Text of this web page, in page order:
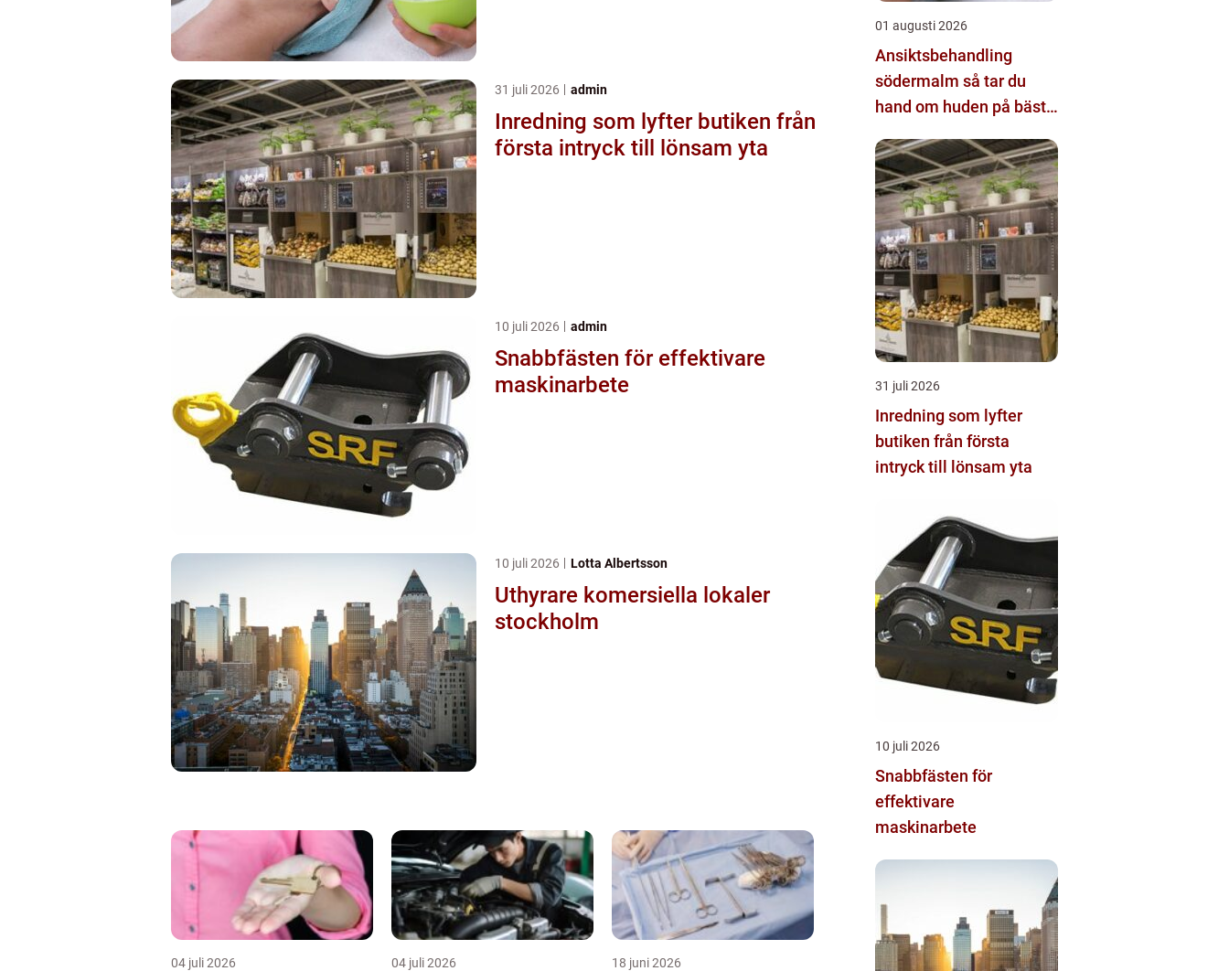
31 juli 2026 admin
Inredning som lyfter butiken från
första intryck till lönsam yta
10 juli 2026 admin
Snabbfästen för effektivare
maskinarbete
10 juli 2026 Lotta Albertsson
Uthyrare komersiella lokaler
stockholm
04 juli 2026 04 juli 2026 18 juni 2026
01 augusti 2026
Ansiktsbehandling
södermalm så tar du
hand om huden på bästa
31 juli 2026
Inredning som lyfter
butiken från första
intryck till lönsam yta
10 juli 2026
Snabbfästen för
effektivare
maskinarbete